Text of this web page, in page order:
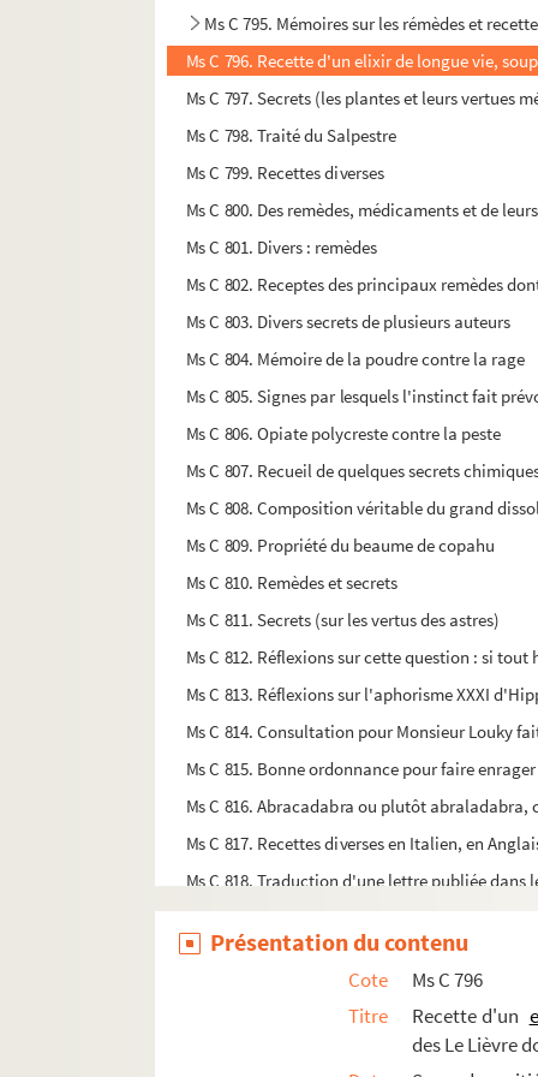
Ms C 795. Mémoires sur les rémèdes et
Ms C 796. Recette d'un elixir de longue vie,
Ms C 797. Secrets (les plantes et leurs vertues
Ms C 798. Traité du Salpestre
Ms C 799. Recettes diverses
Ms C 800. Des remèdes, médicaments et de
Ms C 801. Divers : remèdes
Ms C 802. Receptes des principaux remèdes
Ms C 803. Divers secrets de plusieurs auteurs
Ms C 804. Mémoire de la poudre contre la rage
Ms C 805. Signes par lesquels l'instinct fait
Ms C 806. Opiate polycreste contre la peste
Ms C 807. Recueil de quelques secrets
Ms C 808. Composition véritable du grand
Ms C 809. Propriété du beaume de copahu
Ms C 810. Remèdes et secrets
Ms C 811. Secrets (sur les vertus des astres)
Ms C 812. Réflexions sur cette question : si
Ms C 813. Réflexions sur l'aphorisme XXXI
Ms C 814. Consultation pour Monsieur Louky
Ms C 815. Bonne ordonnance pour faire
Ms C 816. Abracadabra ou plutôt
Ms C 817. Recettes diverses en Italien, en
Ms C 818. Traduction d'une lettre publiée dans
Ms C 819. Recueil de pièces politiques,
Ms C 820. Recueil de pièces politiques,
Ms C 821. Recueil factice de réflexions,
Ms C 822. Recueil factice de réflexions,
Présentation du contenu
Cote
Ms C 796
Titre
Recette d'un
des Le Lièvre